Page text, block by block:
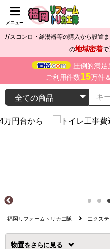
メニュー
ガスコンロ・給湯器等の購入から設置
の地域密着で
圧倒的満足
ご利用件数15万件
福岡リフォームトリカエ隊 エクステ
物置を